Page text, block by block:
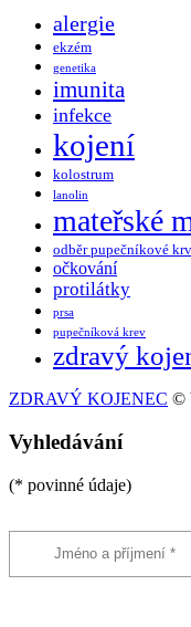
alergie
ekzém
genetika
imunita
infekce
kojení
kolostrum
lanolin
mateřské
odběr pupečníkové
očkování
protilátky
prsa
pupečníková krev
zdravý
ZDRAVÝ KOJENEC ©
Vyhledávání
(* povinné údaje)